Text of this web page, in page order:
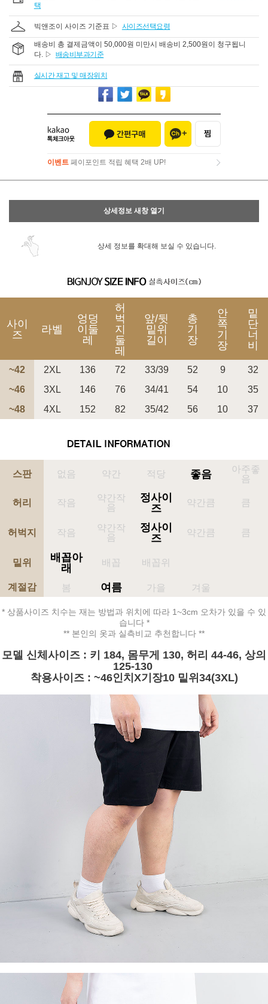
택
빅앤조이 사이즈 기준표 ▷ 사이즈선택요령
배송비 총 결제금액이 50,000원 미만시 배송비 2,500원이 청구됩니
다. ▷ 배송비부과기준
실시간 재고 및 매장위치
이벤트 페이포인트 적립 혜택 2배 UP!
이벤트페이포인트 적립 혜택 2배 UP!
상세정보 새창 열기
상세 정보를 확대해 보실 수 있습니다.
사이
즈
라벨
엉덩
이둘
레
허
벅
지
둘
레
앞/뒷
밑위
길이
총
기
장
안
쪽
기
장
밑
단
너
비
~42 2XL 136 72 33/39 52 9
32
~46
3XL 146 76 34/41 54 10
35
~48
4XL 152 82 35/42 56 10 37
스판 없음 약간 적당 좋음
아주좋
음
허리 작음
약간작
음
정사이
즈
약간큼 큼
허벅지 작음
약간작
음
정사이
즈
약간큼 큼
밑위
배꼽아
래
배꼽 배꼽위
계절감 봄 여름 가을 겨울
* 상품사이즈 치수는 재는 방법과 위치에 따라 1~3cm 오차가 있을 수 있
습니다 *
** 본인의 옷과 실측비교 추천합니다 **
모델 신체사이즈 : 키 184, 몸무게 130, 허리 44-46, 상의
125-130
착용사이즈 : ~46인치X기장10 밑위34(3XL)